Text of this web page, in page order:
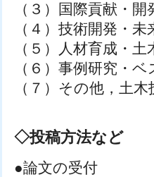
（３）国際貢献・
（４）技術開発・
（５）人材育成・
（６）事例研究・
（７）その他，土
◇投稿方法など
●論文の受付